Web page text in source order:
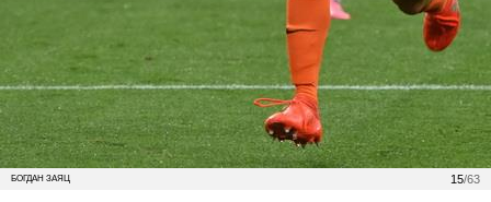
15/63
БОГДАН ЗАЯЦ